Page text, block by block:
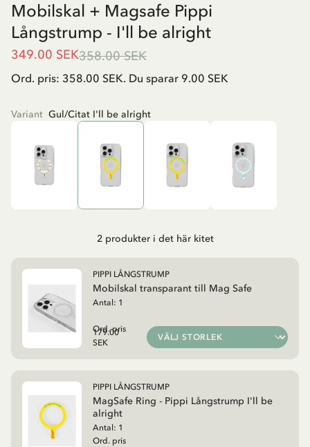
Mobilskal + Magsafe Pippi
Långstrump - I'll be alright
349.00 SEK358.00 SEK
Ord. pris: 358.00 SEK. Du sparar 9.00 SEK
Variant Gul/Citat I'll be alright
2 produkter i det här kitet
Mobilskal transparant till Mag Safe
PIPPI LÅNGSTRUMP
Antal: 1
Ord. pris
179.00
SEK
MagSafe Ring - Pippi Långstrump I'll be
alright
PIPPI LÅNGSTRUMP
Antal: 1
Ord. pris